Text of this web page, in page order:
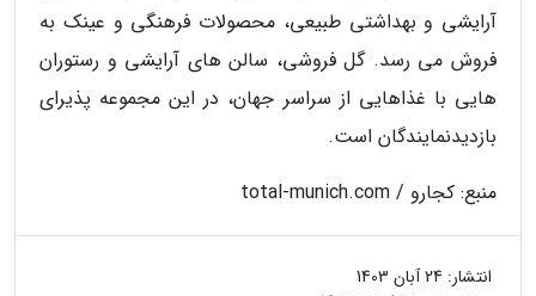
آرایشی و بهداشتی طبیعی، محصولات فرهنگی و عینک به
فروش می رسد. گل فروشی، سالن های آرایشی و رستوران
هایی با غذاهایی از سراسر جهان، در این مجموعه پذیرای
بازدیدنمایندگان است.
منبع: کجارو / total-munich.com
انتشار: 24 آبان 1403